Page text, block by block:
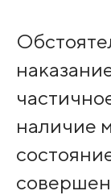
наличие